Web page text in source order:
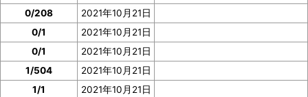
0/208
2021年10月21日
0/1
2021年10月21日
0/1
2021年10月21日
1/504
2021年10月21日
1/1
2021年10月21日